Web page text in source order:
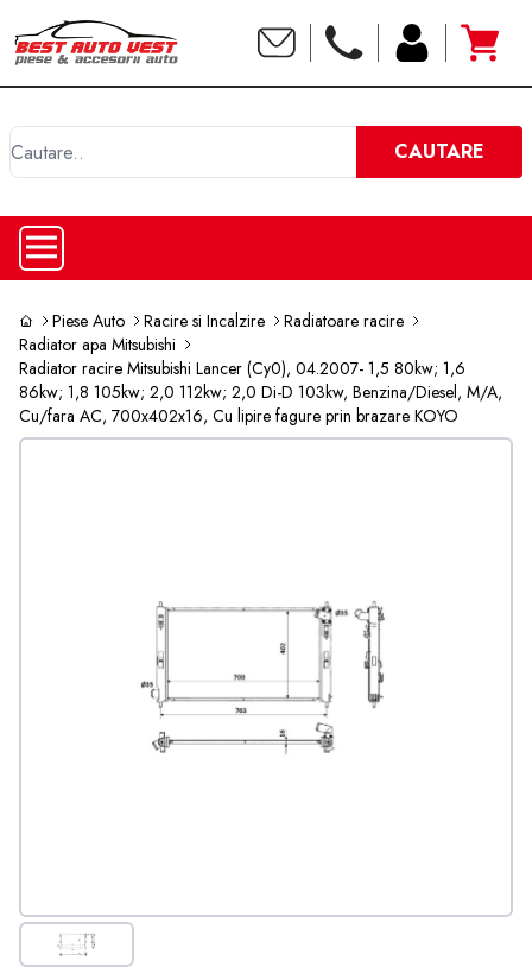
CAUTARE
Piese Auto Racire si Incalzire
Radiatoare racire
Radiator apa Mitsubishi
Radiator racire Mitsubishi Lancer (Cy0), 04.2007- 1,5 80kw; 1,6
86kw; 1,8 105kw; 2,0 112kw; 2,0 Di-D 103kw, Benzina/Diesel, M/A,
Cu/fara AC, 700x402x16, Cu lipire fagure prin brazare KOYO